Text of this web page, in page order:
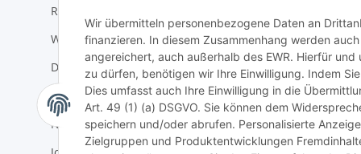
Retouren / Rückgabe
Widerrufsrecht
Datenschutz
AGB
Newsletter
TiDis PC
TiDis
TiDis
TiDis
GIC
Wir übermitteln personenbezogene Daten an
finanzieren. In diesem Zusammenhang werden
angereichert, auch außerhalb des EWR. Hierfür
zu dürfen, benötigen wir Ihre Einwilligung. Indem
Dies umfasst auch Ihre Einwilligung in die
Art. 49 (1) (a) DSGVO. Sie können dem
speichern und/oder abrufen. Personalisierte
Zielgruppen und Produktentwicklungen